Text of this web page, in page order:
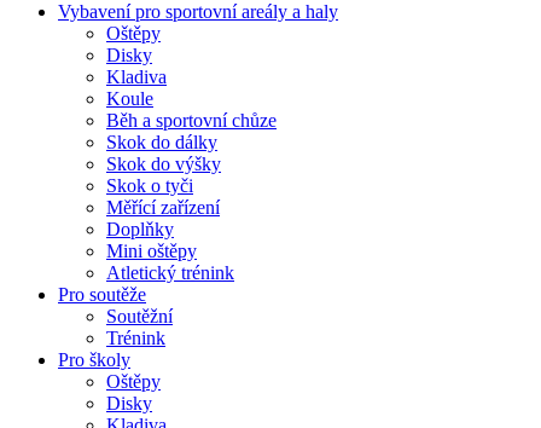
Vybavení pro sportovní areály a haly
Oštěpy
Disky
Kladiva
Koule
Běh a sportovní chůze
Skok do dálky
Skok do výšky
Skok o tyči
Měřící zařízení
Doplňky
Mini oštěpy
Atletický trénink
Pro soutěže
Soutěžní
Trénink
Pro školy
Oštěpy
Disky